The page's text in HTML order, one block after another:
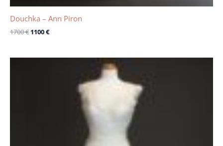
Douchka – Ann Piron
1700€ 1100€